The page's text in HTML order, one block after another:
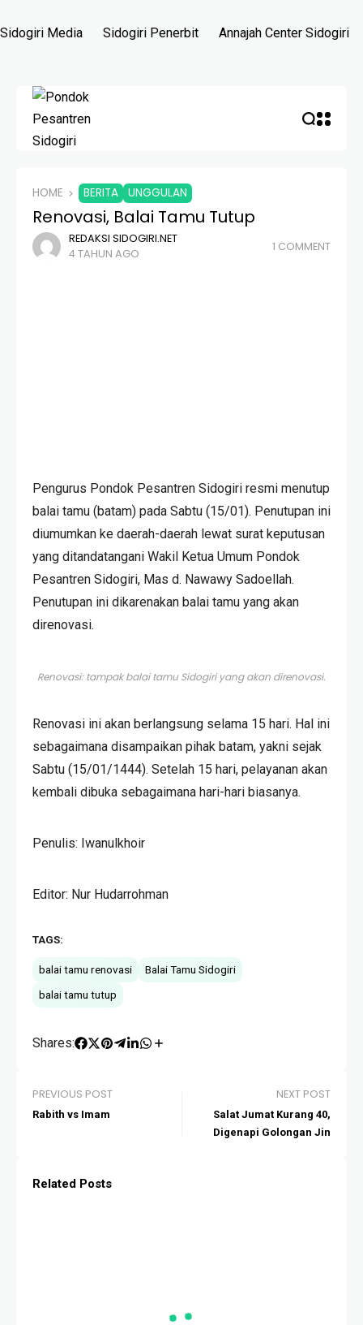
Sidogiri Media Sidogiri Penerbit Annajah Center Sidogiri
HOME BERITA UNGGULAN
Renovasi, Balai Tamu Tutup
REDAKSI SIDOGIRI.NET
4 TAHUN AGO
1 COMMENT
Pengurus Pondok Pesantren Sidogiri resmi menutup
balai tamu (batam) pada Sabtu (15/01). Penutupan ini
diumumkan ke daerah-daerah lewat surat keputusan
yang ditandatangani Wakil Ketua Umum Pondok
Pesantren Sidogiri, Mas d. Nawawy Sadoellah.
Penutupan ini dikarenakan balai tamu yang akan
direnovasi.
Renovasi: tampak balai tamu Sidogiri yang akan direnovasi.
Renovasi ini akan berlangsung selama 15 hari. Hal ini
sebagaimana disampaikan pihak batam, yakni sejak
Sabtu (15/01/1444). Setelah 15 hari, pelayanan akan
kembali dibuka sebagaimana hari-hari biasanya.
Penulis: Iwanulkhoir
Editor: Nur Hudarrohman
TAGS:
balai tamu renovasi
Balai Tamu Sidogiri
balai tamu tutup
Shares:
PREVIOUS POST
Rabith vs Imam
NEXT POST
Salat Jumat Kurang 40,
Digenapi Golongan Jin
Related Posts